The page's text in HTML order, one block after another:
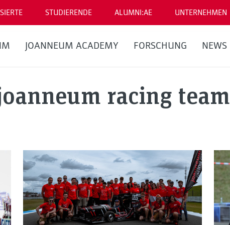
STUDIERENDE ALUMNI:AE UNTERNEHMEN
JOANNEUM ACADEMY FORSCHUNG NEWS
racing team